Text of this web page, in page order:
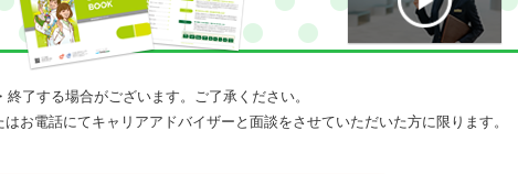
了する場合がございます。ご了承ください。
お電話にてキャリアアドバイザーと面談をさせていただいた方に限ります。